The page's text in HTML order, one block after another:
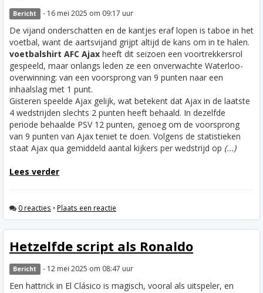
Bericht - 16 mei 2025 om 09:17 uur
De vijand onderschatten en de kantjes eraf lopen is taboe in het
voetbal, want de aartsvijand grijpt altijd de kans om in te halen.
voetbalshirt AFC Ajax heeft dit seizoen een voortrekkersrol
gespeeld, maar onlangs leden ze een onverwachte Waterloo-
overwinning: van een voorsprong van 9 punten naar een
inhaalslag met 1 punt.
Gisteren speelde Ajax gelijk, wat betekent dat Ajax in de laatste
4 wedstrijden slechts 2 punten heeft behaald. In dezelfde
periode behaalde PSV 12 punten, genoeg om de voorsprong
van 9 punten van Ajax teniet te doen. Volgens de statistieken
staat Ajax qua gemiddeld aantal kijkers per wedstrijd op (...)
Lees verder
0 reacties • Plaats een reactie
Hetzelfde script als Ronaldo
Bericht - 12 mei 2025 om 08:47 uur
Een hattrick in El Clásico is magisch, vooral als uitspeler, en